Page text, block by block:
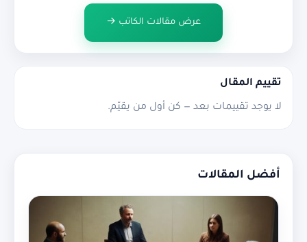
عرض مقالات الكاتب →
تقييم المقال
لا يوجد تقييمات بعد — كن أول من يقيّم.
أفضل المقالات